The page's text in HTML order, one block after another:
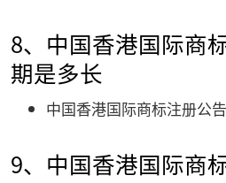
8、中国香港国际商
期是多长
中国香港国际商标注册公告
9、中国香港国际商